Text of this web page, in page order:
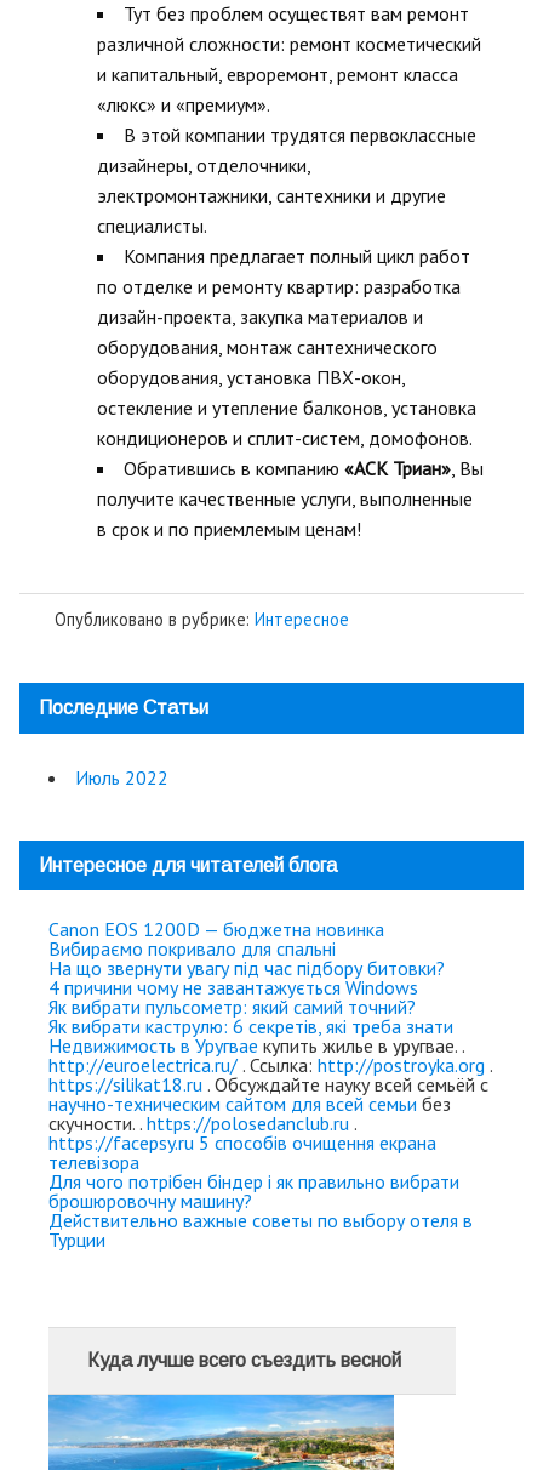
Тут без проблем осуществят вам ремонт
различной сложности: ремонт косметический
и капитальный, евроремонт, ремонт класса
«люкс» и «премиум».
В этой компании трудятся первоклассные
дизайнеры, отделочники,
электромонтажники, сантехники и другие
специалисты.
Компания предлагает полный цикл работ
по отделке и ремонту квартир: разработка
дизайн-проекта, закупка материалов и
оборудования, монтаж сантехнического
оборудования, установка ПВХ-окон,
остекление и утепление балконов, установка
кондиционеров и сплит-систем, домофонов.
Обратившись в компанию «АСК Триан», Вы
получите качественные услуги, выполненные
в срок и по приемлемым ценам!
Опубликовано в рубрике: Интересное
Последние Статьи
Июль 2022
Интересное для читателей блога
Canon EOS 1200D — бюджетна новинка
Вибираємо покривало для спальні
На що звернути увагу під час підбору битовки?
4 причини чому не завантажується Windows
Як вибрати пульсометр: який самий точний?
Як вибрати каструлю: 6 секретів, які треба знати
Недвижимость в Уругвае купить жилье в уругвае. .
http://euroelectrica.ru/ . Ссылка: http://postroyka.org .
https://silikat18.ru . Обсуждайте науку всей семьёй с
научно-техническим сайтом для всей семьи без
скучности. . https://polosedanclub.ru .
https://facepsy.ru 5 способів очищення екрана
телевізора
Для чого потрібен біндер і як правильно вибрати
брошюровочну машину?
Действительно важные советы по выбору отеля в
Турции
Куда лучше всего съездить весной